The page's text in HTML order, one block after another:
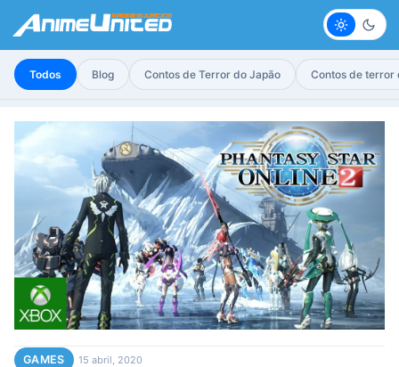
Claro
Todos Blog Contos de Terror do Japão Contos de terror
GAMES 15 abril, 2020